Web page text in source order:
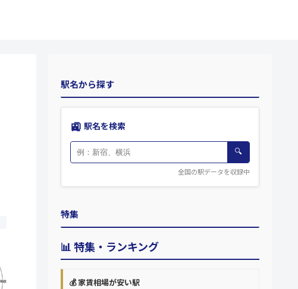
駅名から探す
🚉 駅名を検索
🔍
全国の駅データを収録中
特集
📊 特集・ランキング
💰 家賃相場が安い駅